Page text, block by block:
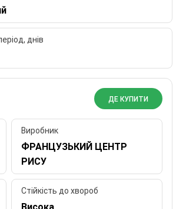
днів
ДЕ КУПИТИ
Виробник
ФРАНЦУЗЬКИЙ ЦЕНТР
РИСУ
Стійкість до хвороб